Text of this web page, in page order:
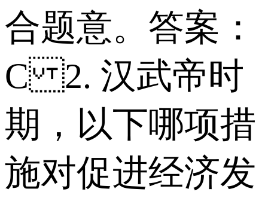
合题意。 答案：
C 2. 汉武帝时
期，以下哪项措
施对促进经济发